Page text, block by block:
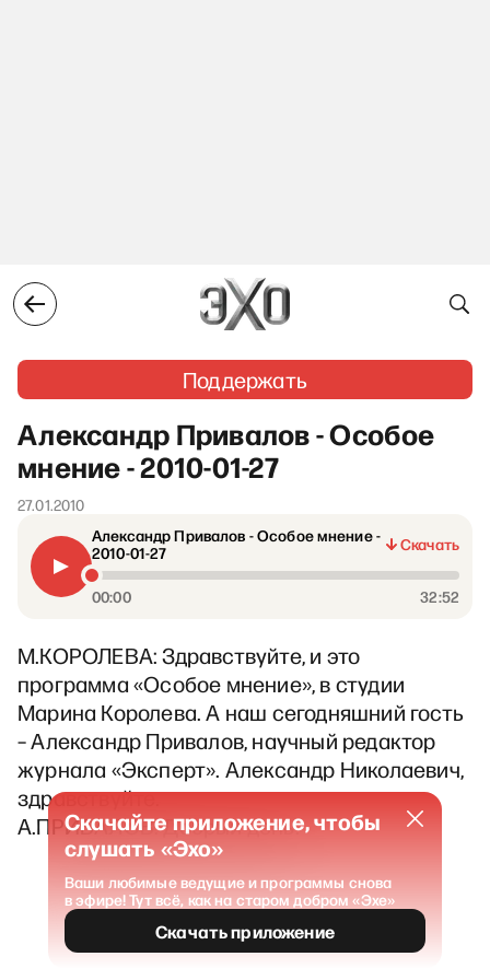
Поддержать
Александр Привалов - Особое
мнение - 2010-01-27
27.01.2010
Александр Привалов - Особое мнение -
2010-01-27
Скачать
00:00 32:52
М.КОРОЛЕВА: Здравствуйте, и это
программа «Особое мнение», в студии
Марина Королева. А наш сегодняшний гость
– Александр Привалов, научный редактор
журнала «Эксперт». Александр Николаевич,
здравствуйте.
А.ПРИВАЛОВ: Добрый день.
Скачайте приложение, чтобы
слушать «Эхо»
Ваши любимые ведущие и программы снова
в эфире! Тут всё, как на старом добром «Эхе»
Скачать приложение